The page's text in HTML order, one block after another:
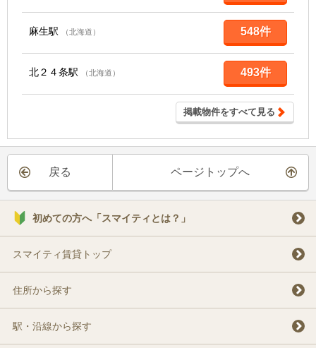
麻生駅 （北海道） 548件
北２４条駅 （北海道） 493件
掲載物件をすべて見る
戻る ページトップへ
初めての方へ「スマイティとは？」
スマイティ賃貸トップ
住所から探す
駅・沿線から探す